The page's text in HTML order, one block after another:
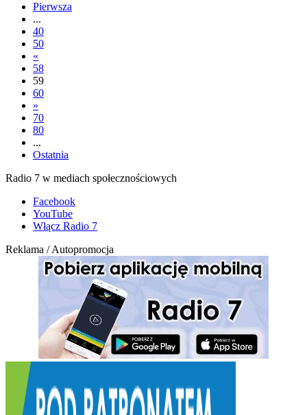
Pierwsza
...
40
50
«
58
59
60
»
70
80
...
Ostatnia
Radio 7 w mediach społecznościowych
Facebook
YouTube
Włącz Radio 7
Reklama / Autopromocja